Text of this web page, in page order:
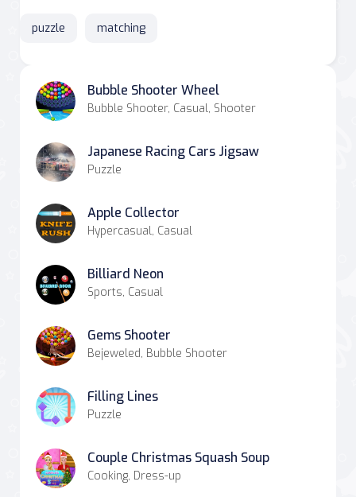
puzzle matching
Bubble Shooter Wheel
Bubble Shooter, Casual, Shooter
Japanese Racing Cars Jigsaw
Puzzle
Apple Collector
Hypercasual, Casual
Billiard Neon
Sports, Casual
Gems Shooter
Bejeweled, Bubble Shooter
Filling Lines
Puzzle
Couple Christmas Squash Soup
Cooking, Dress-up